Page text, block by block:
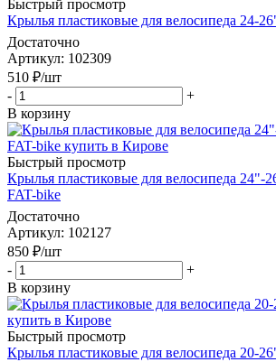
Быстрый просмотр
Крылья пластиковые для велосипеда 24-
Достаточно
Артикул: 102309
510 ₽/шт
-
+
В корзину
Быстрый просмотр
Крылья пластиковые для велосипеда 24"-
FAT-bike
Достаточно
Артикул: 102127
850 ₽/шт
-
+
В корзину
Быстрый просмотр
Крылья пластиковые для велосипеда 20-